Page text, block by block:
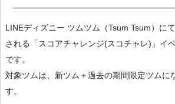
LINEディズニー ツムツム（Tsum Tsum）に
される「スコアチャレンジ(スコチャレ)」イ
です。
対象ツムは、新ツム＋過去の期間限定ツムに
す。